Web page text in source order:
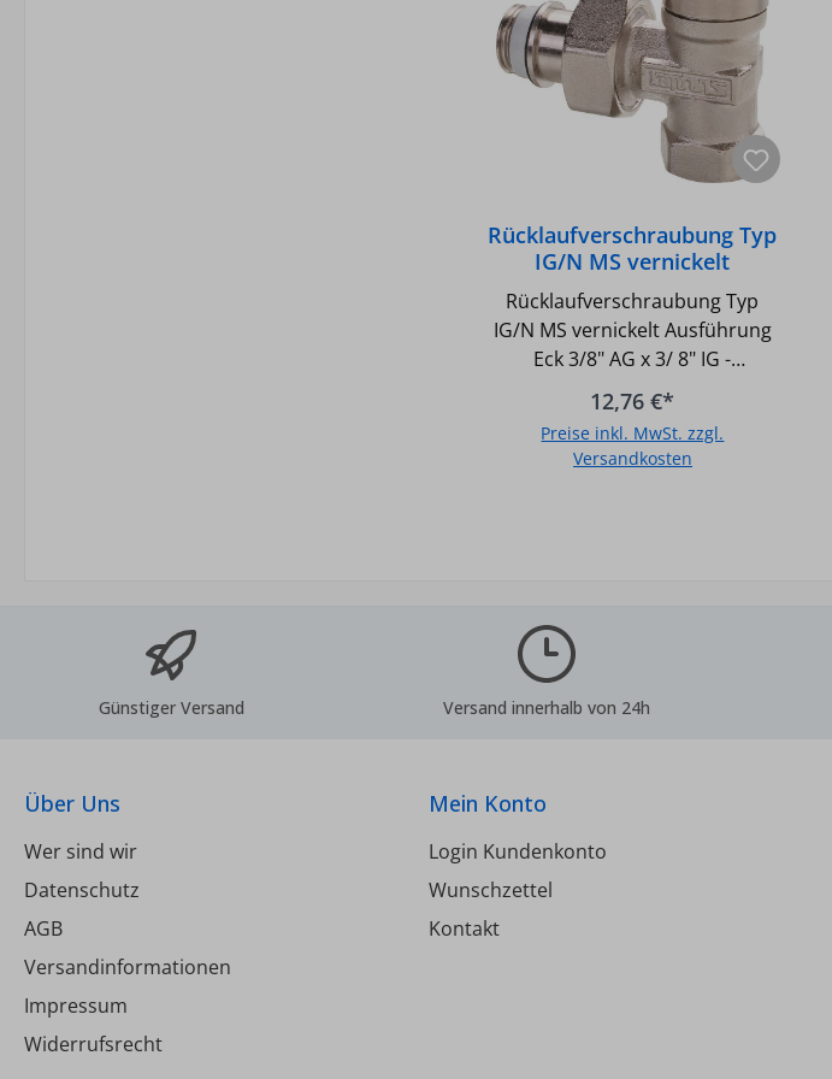
Klemmringverschraubung
Rücklaufverschraubung Typ
IG/N MS vernickelt
Ausführung Eck 3/8" AG x
3/8" IG
Rücklaufverschraubung Typ
IG/N MS vernickelt Ausführung
Eck 3/8" AG x 3/ 8" IG -
Absperrbar - Regulierbar -
Druck max.: 10 bar - Temperatur
max.: 110GradC (130GradC
kurzzeitig) - Selbstdichtend mit
Verbindung mit Simplex
Klemmringverschraubung
12,76 €*
Preise inkl. MwSt. zzgl.
Versandkosten
Günstiger Versand Versand innerhalb von 24h
Über Uns
Wer sind wir
Datenschutz
AGB
Versandinformationen
Impressum
Widerrufsrecht
Mein Konto
Login Kundenkonto
Wunschzettel
Kontakt